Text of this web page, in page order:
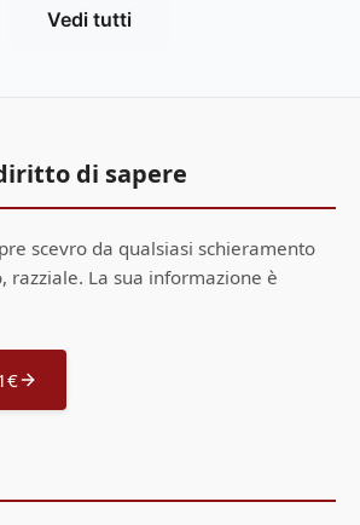
Vedi tutti
di sapere
scevro da qualsiasi schieramento
razziale. La sua informazione è